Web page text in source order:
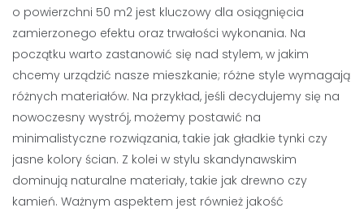
o powierzchni 50 m2 jest kluczowy dla osiągnięcia
zamierzonego efektu oraz trwałości wykonania. Na
początku warto zastanowić się nad stylem, w jakim
chcemy urządzić nasze mieszkanie; różne style wymagają
różnych materiałów. Na przykład, jeśli decydujemy się na
nowoczesny wystrój, możemy postawić na
minimalistyczne rozwiązania, takie jak gładkie tynki czy
jasne kolory ścian. Z kolei w stylu skandynawskim
dominują naturalne materiały, takie jak drewno czy
kamień. Ważnym aspektem jest również jakość